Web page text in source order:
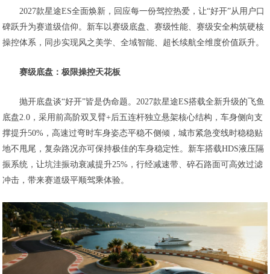
2027款星途ES全面焕新，回应每一份驾控热爱，让“好开”从用户口
碑跃升为赛道级信仰。新车以赛级底盘、赛级性能、赛级安全构筑硬核
操控体系，同步实现风之美学、全域智能、超长续航全维度价值跃升。
赛级底盘：极限操控天花板
抛开底盘谈“好开”皆是伪命题。2027款星途ES搭载全新升级的飞鱼
底盘2.0，采用前高阶双叉臂+后五连杆独立悬架核心结构，车身侧向支
撑提升50%，高速过弯时车身姿态平稳不侧倾，城市紧急变线时稳稳贴
地不甩尾，复杂路况亦可保持极佳的车身稳定性。新车搭载HDS液压隔
振系统，让坑洼振动衰减提升25%，行经减速带、碎石路面可高效过滤
冲击，带来赛道级平顺驾乘体验。